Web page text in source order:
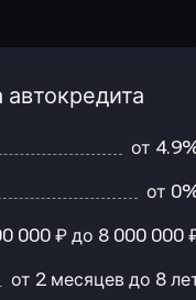
от
от
000 ₽ до 8 000 000
от 2 месяцев до 8